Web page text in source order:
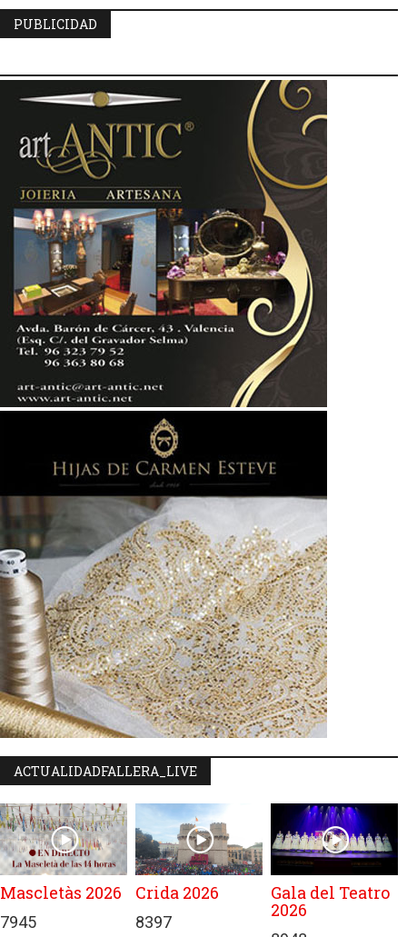
PUBLICIDAD
ACTUALIDADFALLERA_LIVE
Mascletàs 2026
7945
Crida 2026
8397
Gala del Teatro
2026